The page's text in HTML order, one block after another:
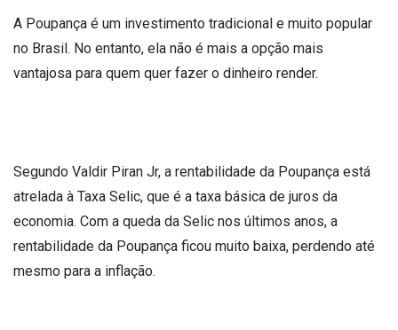
A Poupança é um investimento tradicional e muito popular
no Brasil. No entanto, ela não é mais a opção mais
vantajosa para quem quer fazer o dinheiro render.
Segundo Valdir Piran Jr, a rentabilidade da Poupança está
atrelada à Taxa Selic, que é a taxa básica de juros da
economia. Com a queda da Selic nos últimos anos, a
rentabilidade da Poupança ficou muito baixa, perdendo até
mesmo para a inflação.